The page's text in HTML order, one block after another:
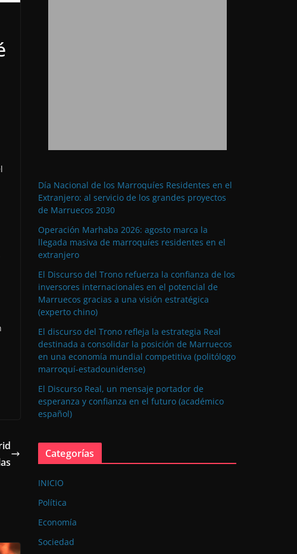
Día Nacional de los Marroquíes Residentes en el
Extranjero: al servicio de los grandes proyectos
de Marruecos 2030
Operación Marhaba 2026: agosto marca la
llegada masiva de marroquíes residentes en el
extranjero
El Discurso del Trono refuerza la confianza de los
inversores internacionales en el potencial de
Marruecos gracias a una visión estratégica
(experto chino)
El discurso del Trono refleja la estrategia Real
destinada a consolidar la posición de Marruecos
en una economía mundial competitiva (politólogo
marroquí-estadounidense)
El Discurso Real, un mensaje portador de
esperanza y confianza en el futuro (académico
español)
Categorías
INICIO
Política
Economía
Sociedad